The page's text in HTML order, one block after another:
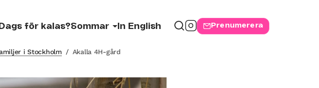
Dags för kalas?Sommar In English Prenumerera
i Stockholm / Akalla 4H-gård